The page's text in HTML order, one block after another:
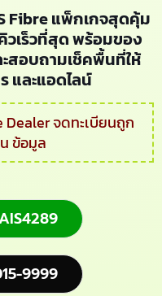
Fibre แพ็กเกจสุดคุ้ม
วเร็วที่สุด พร้อมของ
อบถามเช็คพื้นที่ให้
และแอดไลน์
Dealer จดทะเบียนถูก
ข้อมูล
9999